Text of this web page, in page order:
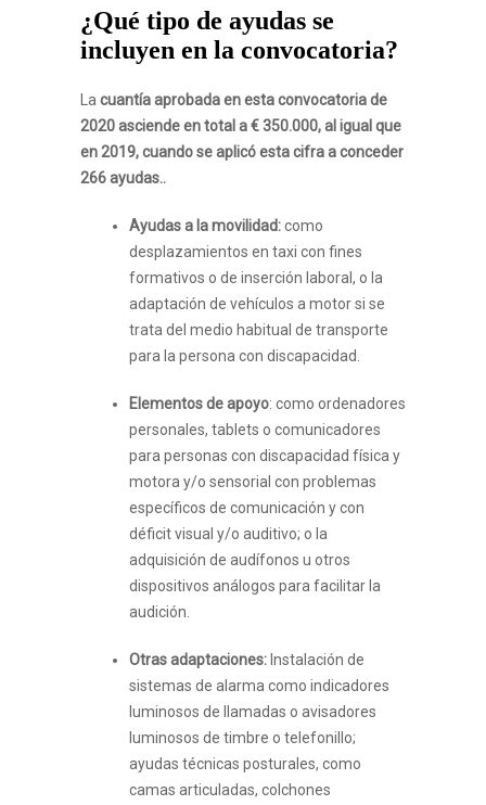
¿Qué tipo de ayudas se
incluyen en la convocatoria?
La cuantía aprobada en esta convocatoria de
2020 asciende en total a € 350.000, al igual que
en 2019, cuando se aplicó esta cifra a conceder
266 ayudas..
Ayudas a la movilidad:como
desplazamientos en taxi con fines
formativos o de inserción laboral, o la
adaptación de vehículos a motor si se
trata del medio habitual de transporte
para la persona con discapacidad.
Elementos de apoyo: como ordenadores
personales, tablets o comunicadores
para personas con discapacidad física y
motora y/o sensorial con problemas
específicos de comunicación y con
déficit visual y/o auditivo; o la
adquisición de audífonos u otros
dispositivos análogos para facilitar la
audición.
Otras adaptaciones: Instalación de
sistemas de alarma como indicadores
luminosos de llamadas o avisadores
luminosos de timbre o telefonillo;
ayudas técnicas posturales, como
camas articuladas, colchones